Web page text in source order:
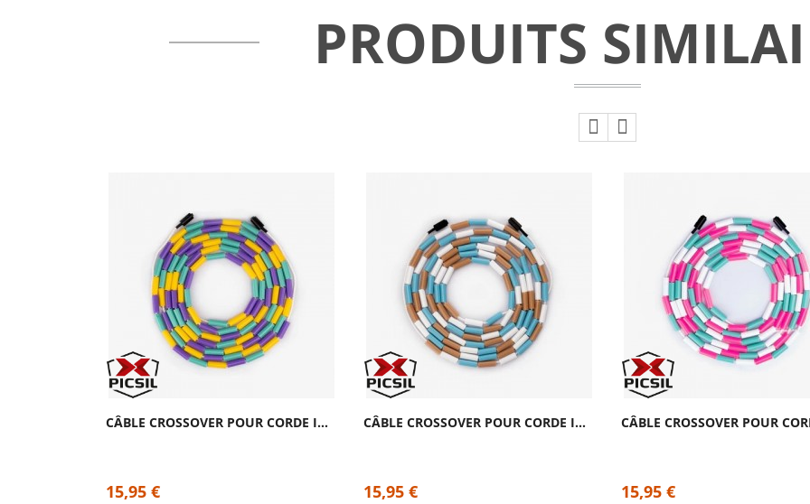
PRODUITS
CÂBLE CROSSOVER POUR CORDE INSIGNE...
15,95 €
CÂBLE CROSSOVER POUR CORDE INSIGNE COPPER...
15,95 € 15,95 €